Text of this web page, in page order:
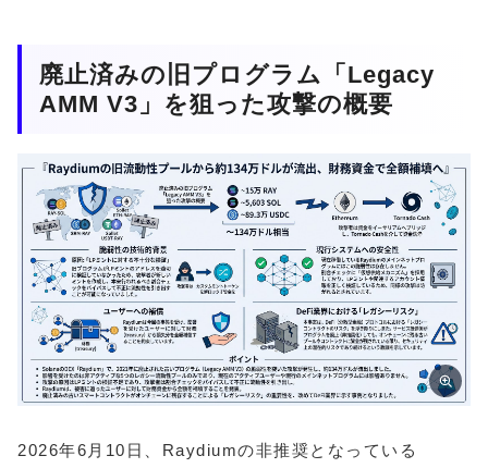
廃止済みの旧プログラム「Legacy
AMM V3」を狙った攻撃の概要
2026年6月10日、Raydiumの非推奨となっている